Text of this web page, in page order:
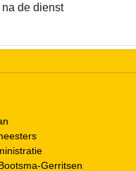
de dienst
Gerritsen